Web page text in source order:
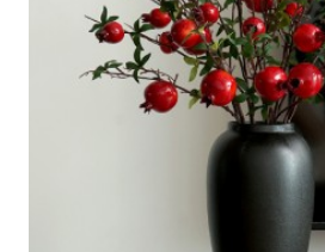
riêng. Ngoài ra, cây nhựa trang
chọn thay thế cho cây thủy sinh
công chăm sóc, vừa đảm bảo
chất lượng nước và sức khỏe của